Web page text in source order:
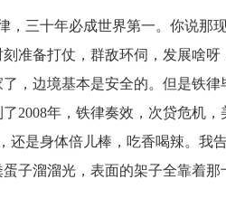
三十年必成世界第一。你说那
准备打仗，群敌环伺，发展啥
，边境基本是安全的。但是铁
2008年，铁律奏效，次贷危机，
是身体倍儿棒，吃香喝辣。我
子溜溜光，表面的架子全靠着